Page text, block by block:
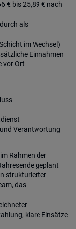
€ bis 25,89 € nach
als
im Wechsel)
Einnahmen
vor Ort
Verantwortung
Rahmen der
geplant
strukturierter
das
klare Einsätze